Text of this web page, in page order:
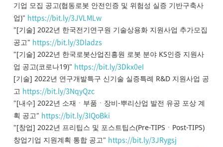
기업 모집 공고(협동로봇 안전인증 및 위험성 실증 기반구축사
업)" https://bit.ly/3JVLMLw
"[기술] 2022년 한국전기연구원 기술상용화 지원사업 추가모집
공고" https://bit.ly/3Dladzs
"[기술] 2022년 한국로봇산업진흥원 로봇 분야 KS인증 지원사
업 공고(코로나19)" https://bit.ly/3Dkx0eI
[기술] 2022년 연구개발특구 신기술 실증특례 R&D 지원사업 공
고 https://bit.ly/3NqyQzc
"[내수] 2022년 소재ㆍ부품ㆍ장비-뿌리산업 발전 유공 포상 계
획 공고" https://bit.ly/3IQoBki
"[창업] 2022년 프리팁스 및 포스트팁스(Pre-TIPSㆍPost-TIPS)
창업기업 지원계획 통합 공고" https://bit.ly/3JRygsj